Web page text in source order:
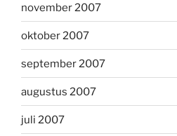
november 2007
oktober 2007
september 2007
augustus 2007
juli 2007